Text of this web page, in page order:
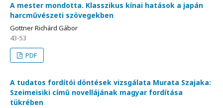
A mester mondotta. Klasszikus kínai hatások a japán
harcművészeti szövegekben
Gottner Richárd Gábor
43-53
PDF
A tudatos fordítói döntések vizsgálata Murata Szajaka:
Szeimeisiki című novellájának magyar fordítása
tükrében